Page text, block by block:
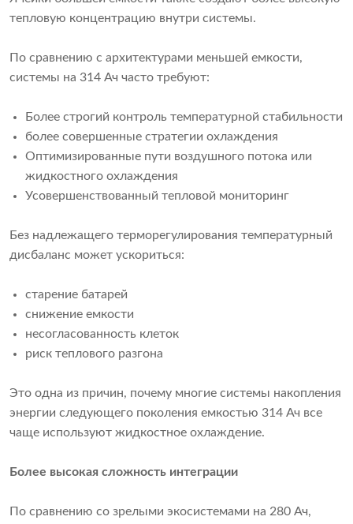
тепловую концентрацию внутри системы.
По сравнению с архитектурами меньшей емкости,
системы на 314 Ач часто требуют:
Более строгий контроль температурной стабильности
более совершенные стратегии охлаждения
Оптимизированные пути воздушного потока или
жидкостного охлаждения
Усовершенствованный тепловой мониторинг
Без надлежащего терморегулирования температурный
дисбаланс может ускориться:
старение батарей
снижение емкости
несогласованность клеток
риск теплового разгона
Это одна из причин, почему многие системы накопления
энергии следующего поколения емкостью 314 Ач все
чаще используют жидкостное охлаждение.
Более высокая сложность интеграции
По сравнению со зрелыми экосистемами на 280 Ач,